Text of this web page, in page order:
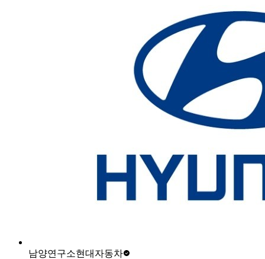
남양연구소현대자동차